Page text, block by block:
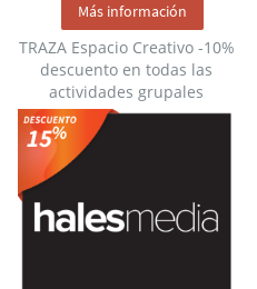
TRAZA Espacio Creativo -10%
descuento en todas las
actividades grupales
Más información